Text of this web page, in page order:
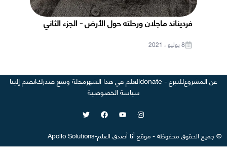
فرديناند ماجلان ورحلته حول الأرض - الجزء الثاني
8 يوليو ، 2021
عن المشروعللتبرع - donate العلم في هذا الشهرمجلة وسع صدركانضم إلينا
سياسة الخصوصية
©جميع الحقوق محفوظة-موقع أنا أصدق العلم-
Apollo Solutions